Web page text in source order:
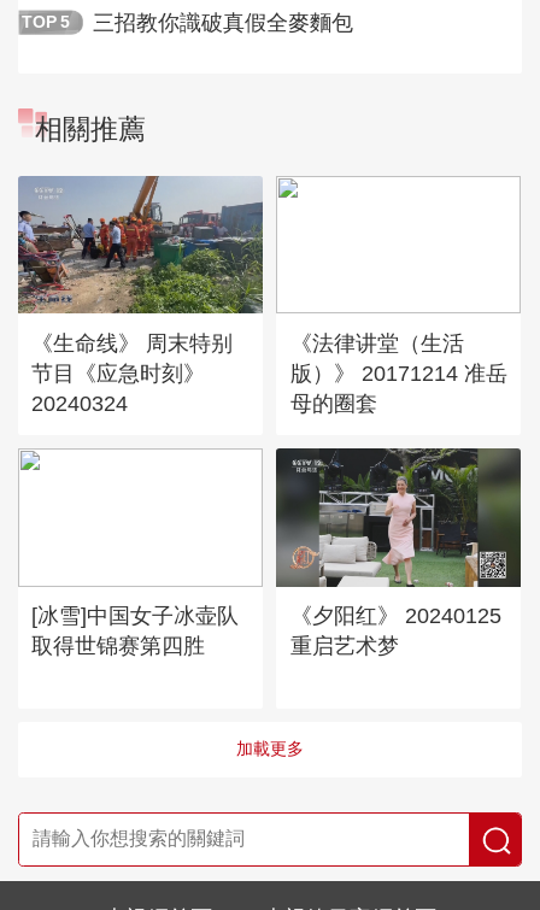
TOP 5 三招教你識破真假全麥麵包
相關推薦
《生命线》 周末特别
节目《应急时刻》
20240324
《法律讲堂（生活
版）》 20171214 准岳
母的圈套
[冰雪]中国女子冰壶队
取得世锦赛第四胜
《夕阳红》 20240125
重启艺术梦
加載更多